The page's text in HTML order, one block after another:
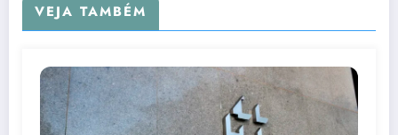
VEJA TAMBÉM